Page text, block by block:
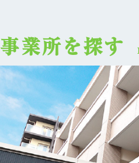
事業所を探す